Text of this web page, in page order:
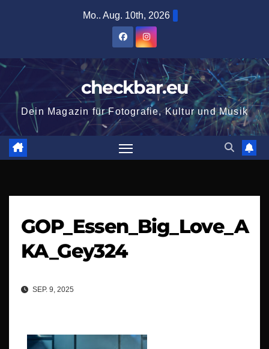
Mo.. Aug. 10th, 2026
checkbar.eu
Dein Magazin für Fotografie, Kultur und Musik
GOP_Essen_Big_Love_A
KA_Gey324
SEP. 9, 2025